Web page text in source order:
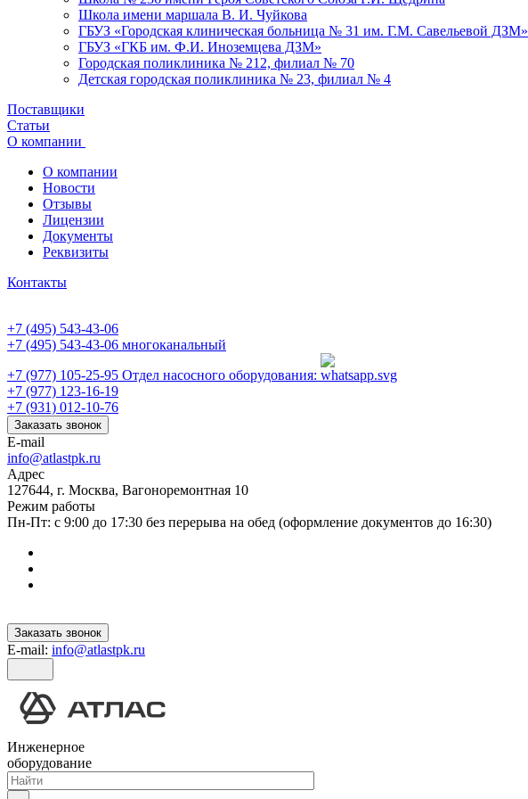
Школа имени маршала В. И. Чуйкова
ГБУЗ «Городская клиническая больница № 31 им. Г.М. Савельевой ДЗМ»
ГБУЗ «ГКБ им. Ф.И. Иноземцева ДЗМ»
Городская поликлиника № 212, филиал № 70
Детская городская поликлиника № 23, филиал № 4
Поставщики
Статьи
О компании
О компании
Новости
Отзывы
Лицензии
Документы
Реквизиты
Контакты
+7 (495) 543-43-06
+7 (495) 543-43-06 многоканальный
+7 (977) 105-25-95 Отдел насосного оборудования:
+7 (977) 123-16-19
+7 (931) 012-10-76
Заказать звонок
E-mail
info@atlastpk.ru
Адрес
127644, г. Москва, Вагоноремонтная 10
Режим работы
Пн-Пт: с 9:00 до 17:30 без перерыва на обед (оформление документов до 16:30)
Заказать звонок
E-mail: info@atlastpk.ru
Инженерное
оборудование